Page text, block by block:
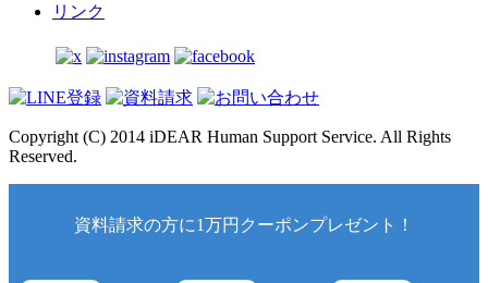
リンク
Copyright (C) 2014 iDEAR Human Support Service. All Rights
Reserved.
資料請求の方に1万円クーポンプレゼント！